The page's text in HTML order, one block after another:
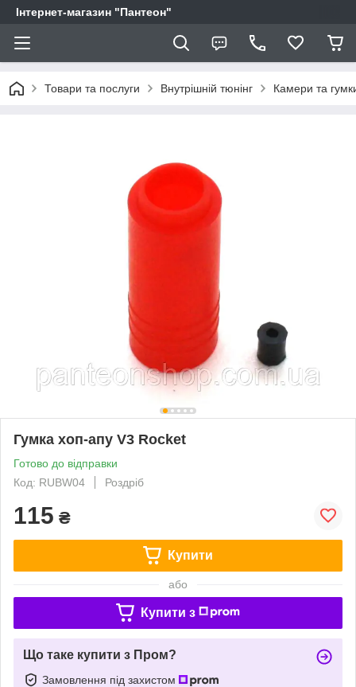
Інтернет-магазин "Пантеон"
Товари та послуги Внутрішній тюнінг Камери та
Гумка хоп-апу V3 Rocket
Готово до відправки
Код: RUBW04
Роздріб
115 ₴
Купити
або
Купити з
Що таке купити з Пром?
Замовлення під захистом